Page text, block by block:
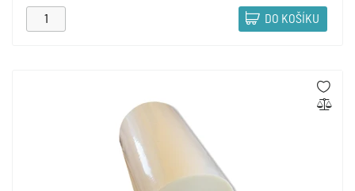
DO KOŠÍKU